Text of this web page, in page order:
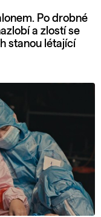
Po drobné
a zlostí se
stanou létající